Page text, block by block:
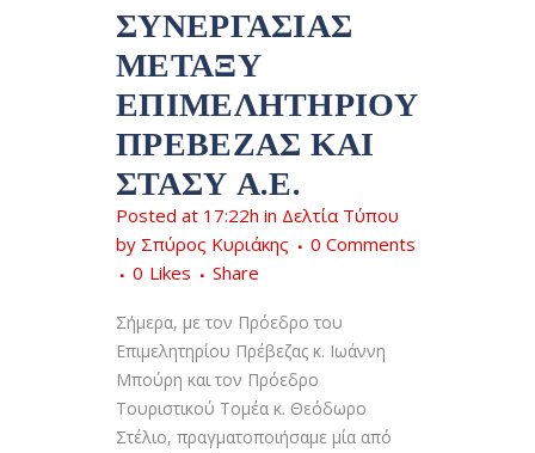
ΣΥΝΕΡΓΑΣΊΑΣ
ΜΕΤΑΞΎ
ΕΠΙΜΕΛΗΤΗΡΊΟΥ
ΠΡΈΒΕΖΑΣ ΚΑΙ
ΣΤΑΣΥ Α.Ε.
Posted at 17:22h in Δελτία Τύπου
by Σπύρος Κυριάκης
0 Comments
0 Likes Share
Σήμερα, με τον Πρόεδρο του
Επιμελητηρίου Πρέβεζας κ. Ιωάννη
Μπούρη και τον Πρόεδρο
Τουριστικού Τομέα κ. Θεόδωρο
Στέλιο, πραγματοποιήσαμε μία από